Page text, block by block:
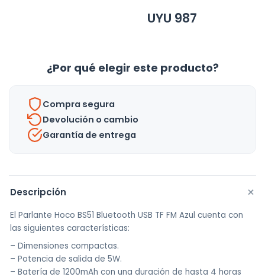
UYU 987
¿Por qué elegir este producto?
Compra segura
Devolución o cambio
Garantía de entrega
Descripción +
El Parlante Hoco BS51 Bluetooth USB TF FM Azul cuenta con
las siguientes características:
– Dimensiones compactas.
– Potencia de salida de 5W.
– Batería de 1200mAh con una duración de hasta 4 horas